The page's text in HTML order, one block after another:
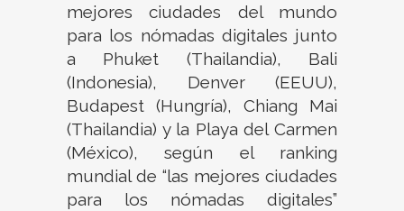
mejores ciudades del mundo
para los nómadas digitales junto
a Phuket (Thailandia), Bali
(Indonesia), Denver (EEUU),
Budapest (Hungría), Chiang Mai
(Thailandia) y la Playa del Carmen
(México), según el ranking
mundial de “las mejores ciudades
para los nómadas digitales”